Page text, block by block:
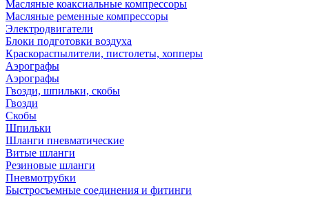
Масляные коаксиальные компрессоры
Масляные ременные компрессоры
Электродвигатели
Блоки подготовки воздуха
Краскораспылители, пистолеты, хопперы
Аэрографы
Аэрографы
Гвозди, шпильки, скобы
Гвозди
Скобы
Шпильки
Шланги пневматические
Витые шланги
Резиновые шланги
Пневмотрубки
Быстросъемные соединения и фитинги